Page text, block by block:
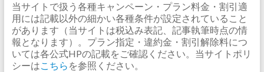
当サイトで扱う各種キャンペーン・プラン料金・割引適
用には記載以外の細かい各種条件が設定されていること
があります（当サイトは税込み表記、記事執筆時点の情
報となります）。プラン指定・違約金・割引解除料につ
いては各公式HPの記載をご確認ください。当サイトポリ
シーはこちら を参照ください。